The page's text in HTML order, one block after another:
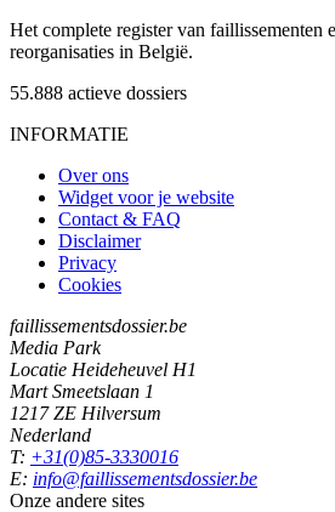
Het complete register van faillissementen
reorganisaties in België.
55.888 actieve dossiers
INFORMATIE
Over ons
Widget voor je website
Contact & FAQ
Disclaimer
Privacy
Cookies
faillissementsdossier.be
Media Park
Locatie Heideheuvel H1
Mart Smeetslaan 1
1217 ZE Hilversum
Nederland
T: +31(0)85-3330016
E: info@faillissementsdossier.be
Onze andere sites